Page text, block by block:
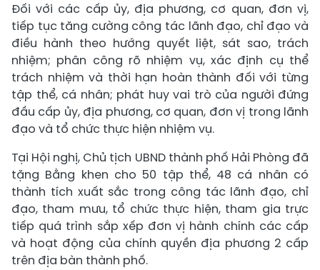
Đối với các cấp ủy, địa phương, cơ quan, đơn vị,
tiếp tục tăng cường công tác lãnh đạo, chỉ đạo và
điều hành theo hướng quyết liệt, sát sao, trách
nhiệm; phân công rõ nhiệm vụ, xác định cụ thể
trách nhiệm và thời hạn hoàn thành đối với từng
tập thể, cá nhân; phát huy vai trò của người đứng
đầu cấp ủy, địa phương, cơ quan, đơn vị trong lãnh
đạo và tổ chức thực hiện nhiệm vụ.
Tại Hội nghị, Chủ tịch UBND thành phố Hải Phòng đã
tặng Bằng khen cho 50 tập thể, 48 cá nhân có
thành tích xuất sắc trong công tác lãnh đạo, chỉ
đạo, tham mưu, tổ chức thực hiện, tham gia trực
tiếp quá trình sắp xếp đơn vị hành chính các cấp
và hoạt động của chính quyền địa phương 2 cấp
trên địa bàn thành phố.